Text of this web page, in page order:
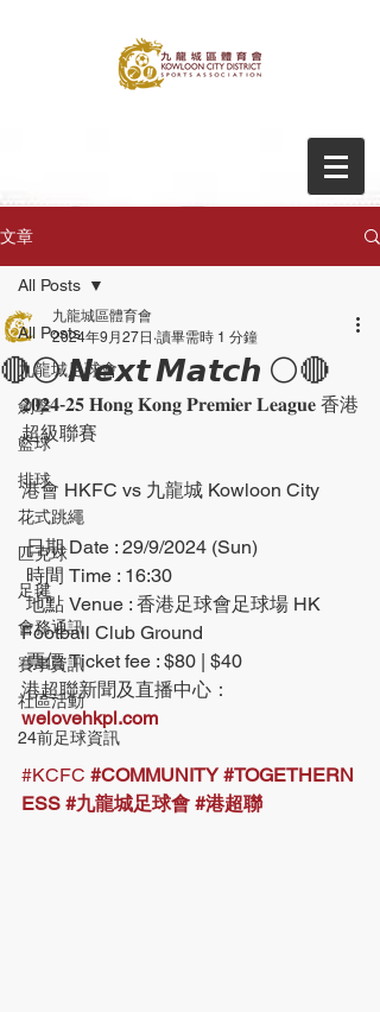
文章
All Posts
九龍城足球會
劍擊
籃球
排球
花式跳繩
匹克球
足毽
會務通訊
賽事資訊
社區活動
24前足球資訊
All Posts
🔴⚪️ 𝙉𝙚𝙭𝙩 𝙈𝙖𝙩𝙘𝙝 ⚪️🔴
九龍城區體育會
2024年9月27日 讀畢需時 1 分鐘
𝟐𝟎𝟐𝟒-𝟐𝟓 𝐇𝐨𝐧𝐠 𝐊𝐨𝐧𝐠 𝐏𝐫𝐞𝐦𝐢𝐞𝐫 𝐋𝐞𝐚𝐠𝐮𝐞 香港
超級聯賽
港會 HKFC vs 九龍城 Kowloon City
日期 Date : 29/9/2024 (Sun)
時間 Time : 16:30
地點 Venue : 香港足球會足球場 HK
Football Club Ground
票價 Ticket fee : $80 | $40
港超聯新聞及直播中心：
welovehkpl.com
#KCFC #COMMUNITY #TOGETHERN
ESS #九龍城足球會 #港超聯